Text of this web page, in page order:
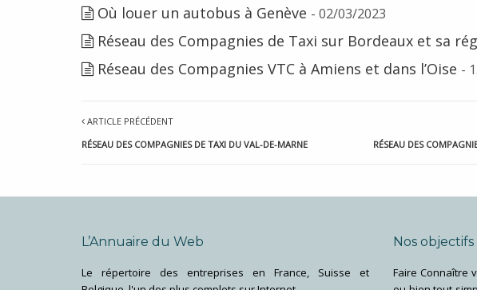
Où louer un autobus à Genève - 02/03/2023
Réseau des Compagnies de Taxi sur Bordeaux et sa
Réseau des Compagnies VTC à Amiens et dans l’Oise -
ARTICLE PRÉCÉDENT
RÉSEAU DES COMPAGNIES DE TAXI DU VAL-DE-MARNE
RÉSEAU DES
L’Annuaire du Web
Le répertoire des entreprises en France, Suisse et
Nos objectifs
Faire Connaître